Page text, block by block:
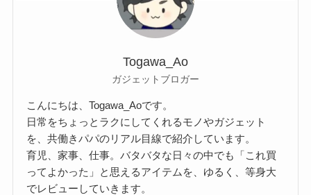
Togawa_Ao
ガジェットブロガー
こんにちは、Togawa_Aoです。
日常をちょっとラクにしてくれるモノやガジェット
を、共働きパパのリアル目線で紹介しています。
育児、家事、仕事。バタバタな日々の中でも「これ買
ってよかった」と思えるアイテムを、ゆるく、等身大
でレビューしていきます。